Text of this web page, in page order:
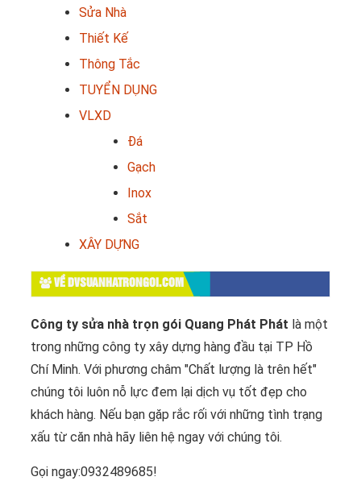
Sửa Nhà
Thiết Kế
Thông Tắc
TUYỂN DỤNG
VLXD
Đá
Gạch
Inox
Sắt
XÂY DỰNG
VỀ DVSUANHATRONGOI.COM
Công ty sửa nhà trọn gói Quang Phát Phát là một
trong những công ty xây dựng hàng đầu tại TP Hồ
Chí Minh. Với phương châm "Chất lượng là trên hết"
chúng tôi luôn nỗ lực đem lại dịch vụ tốt đẹp cho
khách hàng. Nếu bạn gặp rắc rối với những tình trạng
xấu từ căn nhà hãy liên hệ ngay với chúng tôi.
Gọi ngay:0932489685!